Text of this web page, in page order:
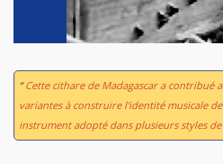
“Cette cithare de Madagascar a contribué
variantes à construire l'identité musicale
instrument adopté dans plusieurs styles de